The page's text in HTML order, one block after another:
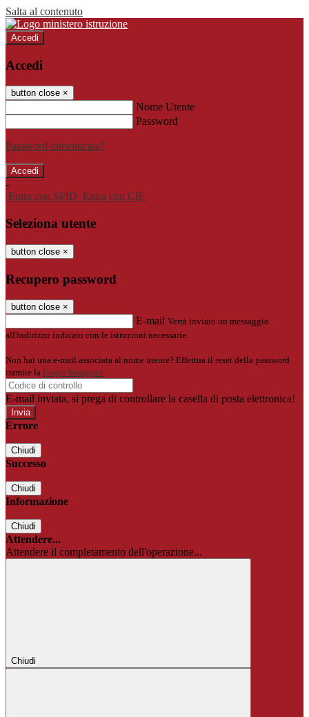
Salta al contenuto
Accedi
Accedi
button close ×
Nome Utente
Password
Password dimenticata?
-
Entra con SPID Entra con CIE
Seleziona utente
button close ×
Recupero password
button close ×
E-mail Verrà inviato un messaggio
all'indirizzo indicato con le istruzioni necessarie.
Non hai una e-mail associata al nome utente? Effettua il reset della password
tramite la Login Spaggiari
E-mail inviata, si prega di controllare la casella di posta elettronica!
Errore
Chiudi
Successo
Chiudi
Informazione
Chiudi
Attendere...
Attendere il completamento dell'operazione...
Chiudi